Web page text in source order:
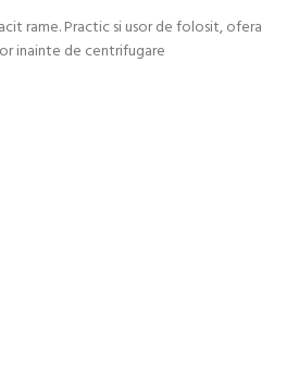
rame. Practic si usor de folosit, ofera
inainte de centrifugare